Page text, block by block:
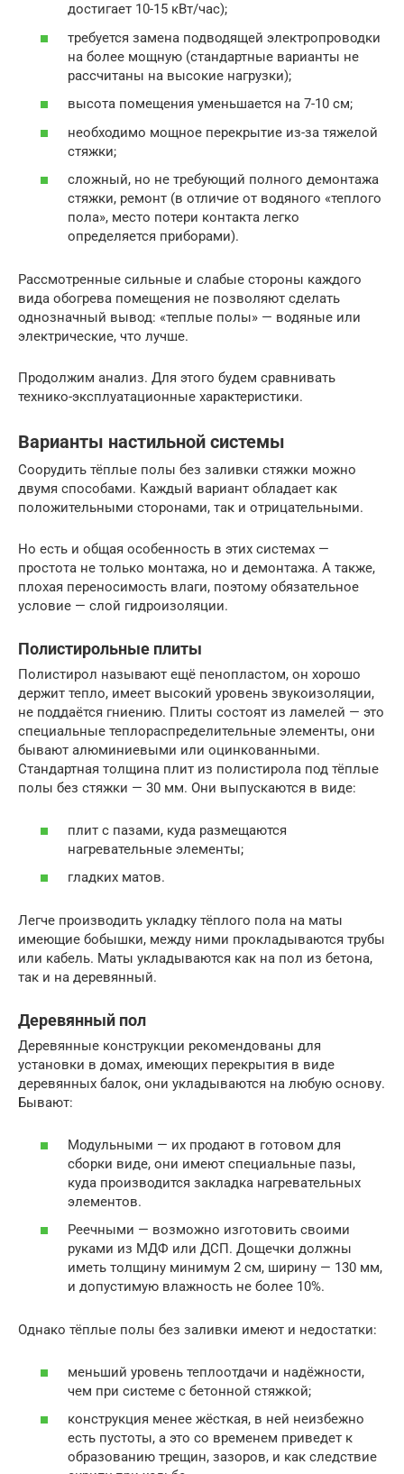
достигает 10-15 кВт/час);
требуется замена подводящей электропроводки
на более мощную (стандартные варианты не
рассчитаны на высокие нагрузки);
высота помещения уменьшается на 7-10 см;
необходимо мощное перекрытие из-за тяжелой
стяжки;
сложный, но не требующий полного демонтажа
стяжки, ремонт (в отличие от водяного «теплого
пола», место потери контакта легко
определяется приборами).
Рассмотренные сильные и слабые стороны каждого
вида обогрева помещения не позволяют сделать
однозначный вывод: «теплые полы» — водяные или
электрические, что лучше.
Продолжим анализ. Для этого будем сравнивать
технико-эксплуатационные характеристики.
Варианты настильной системы
Соорудить тёплые полы без заливки стяжки можно
двумя способами. Каждый вариант обладает как
положительными сторонами, так и отрицательными.
Но есть и общая особенность в этих системах —
простота не только монтажа, но и демонтажа. А также,
плохая переносимость влаги, поэтому обязательное
условие — слой гидроизоляции.
Полистирольные плиты
Полистирол называют ещё пенопластом, он хорошо
держит тепло, имеет высокий уровень звукоизоляции,
не поддаётся гниению. Плиты состоят из ламелей — это
специальные теплораспределительные элементы, они
бывают алюминиевыми или оцинкованными.
Стандартная толщина плит из полистирола под тёплые
полы без стяжки — 30 мм. Они выпускаются в виде:
плит с пазами, куда размещаются
нагревательные элементы;
гладких матов.
Легче производить укладку тёплого пола на маты
имеющие бобышки, между ними прокладываются трубы
или кабель. Маты укладываются как на пол из бетона,
так и на деревянный.
Деревянный пол
Деревянные конструкции рекомендованы для
установки в домах, имеющих перекрытия в виде
деревянных балок, они укладываются на любую основу.
Бывают:
Модульными — их продают в готовом для
сборки виде, они имеют специальные пазы,
куда производится закладка нагревательных
элементов.
Реечными — возможно изготовить своими
руками из МДФ или ДСП. Дощечки должны
иметь толщину минимум 2 см, ширину — 130 мм,
и допустимую влажность не более 10%.
Однако тёплые полы без заливки имеют и недостатки:
меньший уровень теплоотдачи и надёжности,
чем при системе с бетонной стяжкой;
конструкция менее жёсткая, в ней неизбежно
есть пустоты, а это со временем приведет к
образованию трещин, зазоров, и как следствие